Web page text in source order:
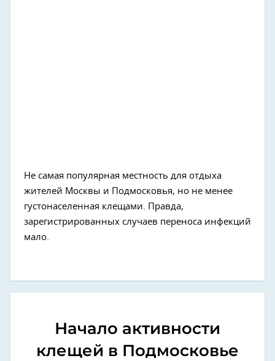
Не самая популярная местность для отдыха
жителей Москвы и Подмосковья, но не менее
густонаселенная клещами. Правда,
зарегистрированных случаев переноса инфекций
мало.
Начало активности
клещей в Подмосковье